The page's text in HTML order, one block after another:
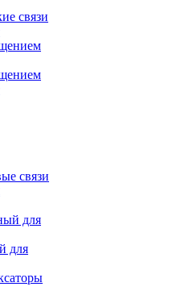
связи
связи
для